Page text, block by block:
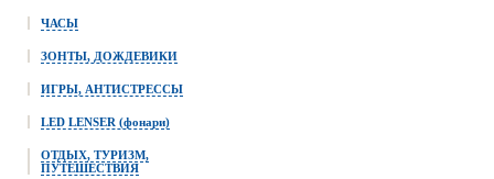
ЧАСЫ
ЗОНТЫ, ДОЖДЕВИКИ
ИГРЫ, АНТИСТРЕССЫ
LED LENSER (фонари)
ОТДЫХ, ТУРИЗМ,
ПУТЕШЕСТВИЯ